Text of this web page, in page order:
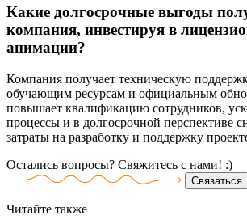
Какие долгосрочные выгоды
компания, инвестируя в
анимации?
Компания получает техническую
обучающим ресурсам и официальным
повышает квалификацию сотрудников,
процессы и в долгосрочной перспективе
затраты на разработку и поддержку
Остались вопросы? Свяжитесь с нами! :)
Связаться
Читайте также